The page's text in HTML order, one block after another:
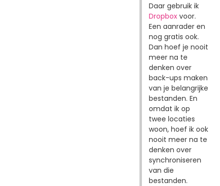
Daar gebruik ik
Dropboxvoor.
Een aanrader en
nog gratis ook.
Dan hoef je nooit
meer na te
denken over
back-ups maken
van je belangrijke
bestanden. En
omdat ik op
twee locaties
woon, hoef ik ook
nooit meer na te
denken over
synchroniseren
van die
bestanden.